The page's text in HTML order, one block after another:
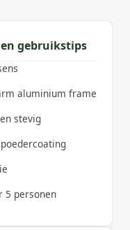
gebruikstips
aluminium frame
stevig
5 personen